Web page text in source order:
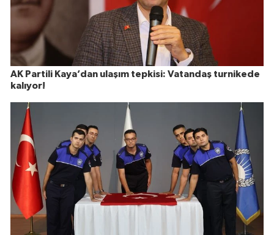
AK Partili Kaya’dan ulaşım tepkisi: Vatandaş turnikede
kalıyor!